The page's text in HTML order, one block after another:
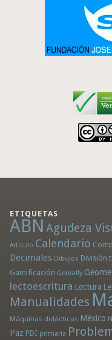
ETIQUETAS
ABN Agudeza
Artículo Calendario
Decimales Dibujos División
Gamificación Genially
lectoescritura Lectura
Manualidades
Máquinas didácticas México
Paz PDI primaria